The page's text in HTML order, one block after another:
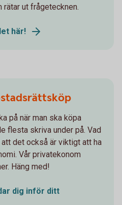
ut frågetecknen.
här!
på när man ska köpa
flesta skriva under på. Vad
det också är viktigt att ha
Vår privatekonom
Häng med!
dig inför ditt